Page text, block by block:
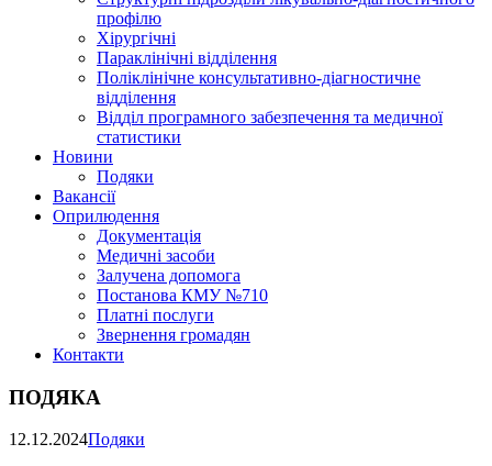
профілю
Хірургічні
Параклінічні відділення
Поліклінічне консультативно-діагностичне
відділення
Відділ програмного забезпечення та медичної
статистики
Новини
Подяки
Вакансії
Оприлюдення
Документація
Медичні засоби
Залучена допомога
Постанова КМУ №710
Платні послуги
Звернення громадян
Контакти
ПОДЯКА
12.12.2024Подяки